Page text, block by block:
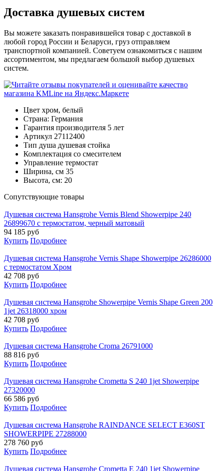
Доставка душевых систем
Вы можете заказать понравившейся товар с доставкой в
любой город России и Беларуси, груз отправляем
транспортной компанией. Советуем ознакомиться с нашим
ассортиментом, мы предлагаем большой выбор душевых
систем.
Цвет хром, белый
Страна: Германия
Гарантия производителя 5 лет
Артикул 27112400
Тип душа душевая стойка
Комплектация со смесителем
Управление термостат
Ширина, см 35
Высота, см: 20
Cопутствующие товары
Душевая система Hansgrohe Vernis Blend Showerpipe 240
26899670 с термостатом, черный матовый
94 185 руб
Купить Подробнее
Душевая система Hansgrohe Vernis Shape Showerpipe 26286000
с термостатом Хром
42 708 руб
Купить Подробнее
Душевая система Hansgrohe Showerpipe Vernis Shape Green 200
1jet 26318000 хром
42 708 руб
Купить Подробнее
Душевая система Hansgrohe Croma 26791000
88 816 руб
Купить Подробнее
Душевая система Hansgrohe Crometta S 240 1jet Showerpipe
27320000
66 586 руб
Купить Подробнее
Душевая система Hansgrohe RAINDANCE SELECT E360ST
SHOWERPIPE 27288000
278 760 руб
Купить Подробнее
Душевая система Hansgrohe Crometta E 240 1jet Showerpipe